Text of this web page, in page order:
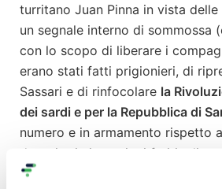
turritano Juan Pinna in vista
un segnale interno di sommossa
con lo scopo di liberare i
erano stati fatti prigionieri, di
Sassari e di rinfocolare la
dei sardi e per la Repubblica di
numero e in armamento rispetto
dopo i primi morti e i feriti, gli
alla fuga verso Scala di Giocca.